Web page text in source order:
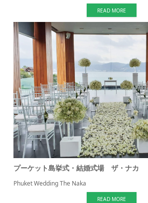
READ MORE
プーケット島挙式・結婚式場 ザ・ナカ
Phuket Wedding The Naka
READ MORE